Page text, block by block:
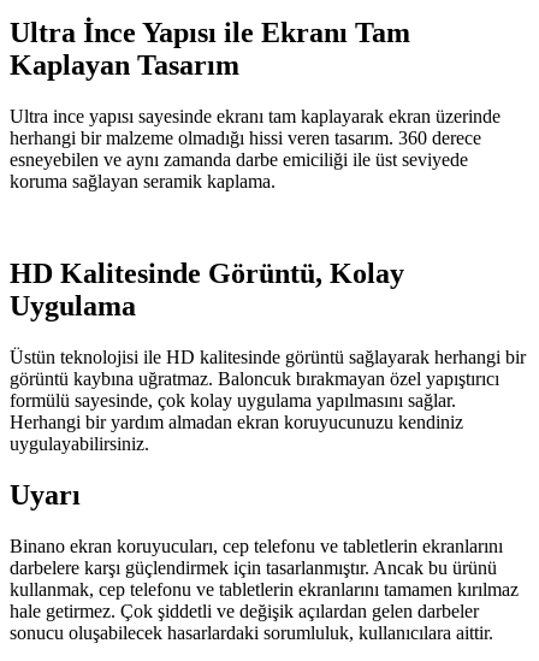
Ultra İnce Yapısı ile Ekranı Tam
Kaplayan Tasarım
Ultra ince yapısı sayesinde ekranı tam kaplayarak ekran üzerinde
herhangi bir malzeme olmadığı hissi veren tasarım. 360 derece
esneyebilen ve aynı zamanda darbe emiciliği ile üst seviyede
koruma sağlayan seramik kaplama.
HD Kalitesinde Görüntü, Kolay
Uygulama
Üstün teknolojisi ile HD kalitesinde görüntü sağlayarak herhangi bir
görüntü kaybına uğratmaz. Baloncuk bırakmayan özel yapıştırıcı
formülü sayesinde, çok kolay uygulama yapılmasını sağlar.
Herhangi bir yardım almadan ekran koruyucunuzu kendiniz
uygulayabilirsiniz.
Uyarı
Binano ekran koruyucuları, cep telefonu ve tabletlerin ekranlarını
darbelere karşı güçlendirmek için tasarlanmıştır. Ancak bu ürünü
kullanmak, cep telefonu ve tabletlerin ekranlarını tamamen kırılmaz
hale getirmez. Çok şiddetli ve değişik açılardan gelen darbeler
sonucu oluşabilecek hasarlardaki sorumluluk, kullanıcılara aittir.